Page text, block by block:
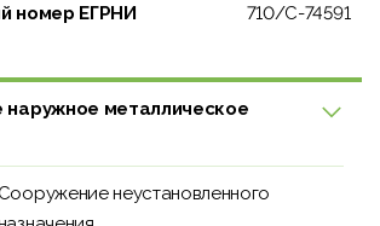
номер ЕГРНИ 710/C-74591
металлическое
Сооружение неустановленного